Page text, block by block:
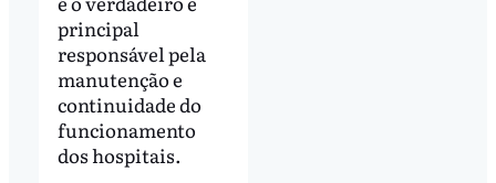
principal
responsável pela
manutenção e
continuidade do
funcionamento
dos hospitais.